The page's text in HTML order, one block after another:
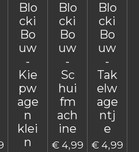
Blo
cki
Bo
uw
-
Kie
pw
age
n
klei
n
Blo
cki
Bo
uw
-
Sc
hui
fm
ach
ine
€ 4,99
Blo
cki
Bo
uw
-
Tak
elw
age
ntj
e
€ 4,99